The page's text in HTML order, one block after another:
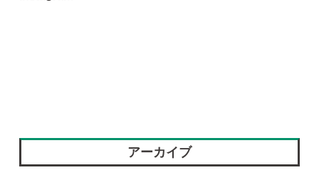
アーカイブ